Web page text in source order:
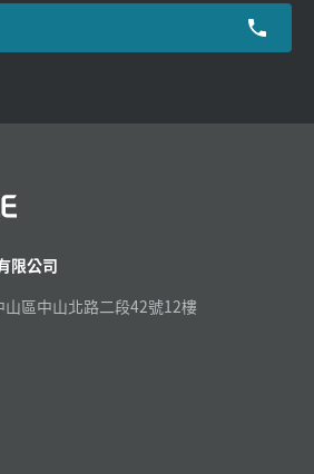
限公司
山區中山北路二段42號12樓